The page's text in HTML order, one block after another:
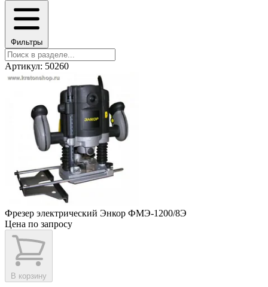
Фильтры
Артикул: 50260
Фрезер электрический Энкор ФМЭ-1200/8Э
Цена по запросу
В корзину